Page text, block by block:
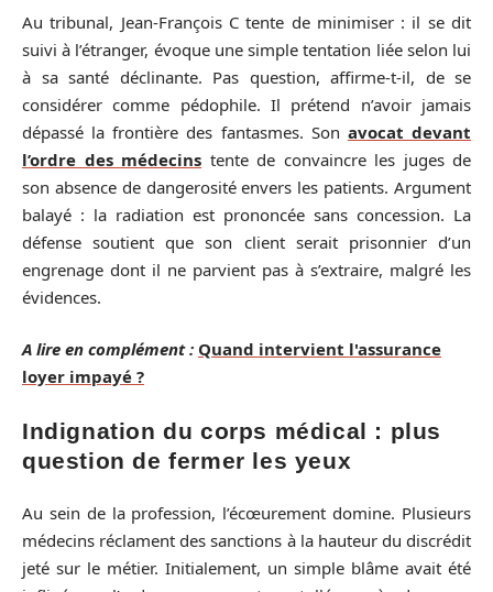
Au tribunal, Jean-François C tente de minimiser : il se dit
suivi à l’étranger, évoque une simple tentation liée selon lui
à sa santé déclinante. Pas question, affirme-t-il, de se
considérer comme pédophile. Il prétend n’avoir jamais
dépassé la frontière des fantasmes. Son avocat devant
l’ordre des médecins tente de convaincre les juges de
son absence de dangerosité envers les patients. Argument
balayé : la radiation est prononcée sans concession. La
défense soutient que son client serait prisonnier d’un
engrenage dont il ne parvient pas à s’extraire, malgré les
évidences.
A lire en complément : Quand intervient l'assurance
loyer impayé ?
Indignation du corps médical : plus
question de fermer les yeux
Au sein de la profession, l’écœurement domine. Plusieurs
médecins réclament des sanctions à la hauteur du discrédit
jeté sur le métier. Initialement, un simple blâme avait été